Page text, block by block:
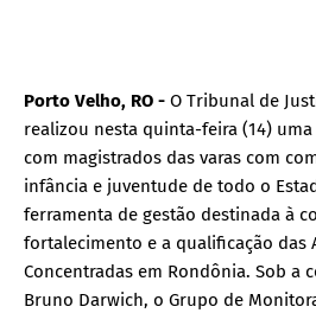
Porto Velho, RO - O Tribunal de
realizou nesta quinta-feira (14)
com magistrados das varas com
infância e juventude de todo o
ferramenta de gestão destinada à
fortalecimento e a qualificação das
Concentradas em Rondônia. Sob a
Bruno Darwich, o Grupo de